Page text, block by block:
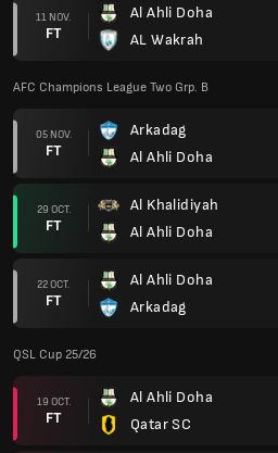
11 NOV.
FT
Al Ahli Doha
AL Wakrah
AFC Champions League Two Grp. B
05 NOV.
FT
Arkadag
Al Ahli Doha
29 OCT.
FT
Al Khalidiyah
Al Ahli Doha
22 OCT.
FT
Al Ahli Doha
Arkadag
QSL Cup 25/26
19 OCT.
FT
Al Ahli Doha
Qatar SC